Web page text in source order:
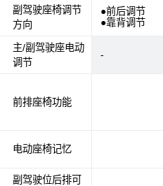
副驾驶座椅调节
方向
主/副驾驶座电动
调节
前排座椅功能
电动座椅记忆
副驾驶位后排可
●前后调节
●靠背调节
-